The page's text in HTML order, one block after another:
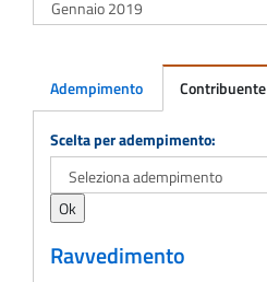
Adempimento Contribuente
Adempimento
Scelta per adempimento:
Ravvedimento